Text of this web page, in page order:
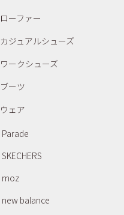
ローファー
カジュアルシューズ
ワークシューズ
ブーツ
ウェア
Parade
SKECHERS
moz
new balance